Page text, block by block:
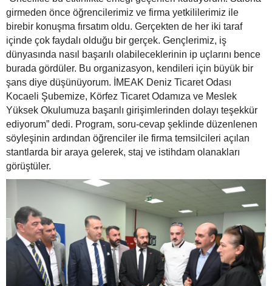
girmeden önce öğrencilerimiz ve firma yetkililerimiz ile
birebir konuşma fırsatım oldu. Gerçekten de her iki taraf
içinde çok faydalı olduğu bir gerçek. Gençlerimiz, iş
dünyasında nasıl başarılı olabileceklerinin ip uçlarını bence
burada gördüler. Bu organizasyon, kendileri için büyük bir
şans diye düşünüyorum. İMEAK Deniz Ticaret Odası
Kocaeli Şubemize, Körfez Ticaret Odamıza ve Meslek
Yüksek Okulumuza başarılı girişimlerinden dolayı teşekkür
ediyorum” dedi. Program, soru-cevap şeklinde düzenlenen
söyleşinin ardından öğrenciler ile firma temsilcileri açılan
stantlarda bir araya gelerek, staj ve istihdam olanakları
görüştüler.